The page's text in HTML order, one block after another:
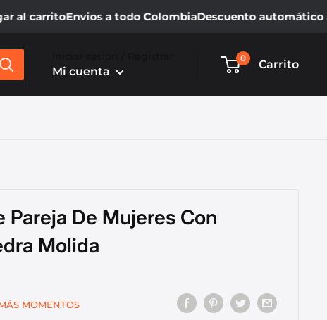
al carritoEnvios a todo ColombiaDescuento automático
Mi cuenta
0 Carrito
Pareja De Mujeres Con
Molida
MOMENTOS